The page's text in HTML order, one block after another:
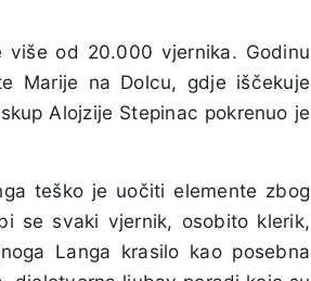
više od 20.000 vjernika. Godinu
Marije na Dolcu, gdje iščekuje
Alojzije Stepinac pokrenuo je
teško je uočiti elemente zbog
se svaki vjernik, osobito klerik,
Langa krasilo kao posebna